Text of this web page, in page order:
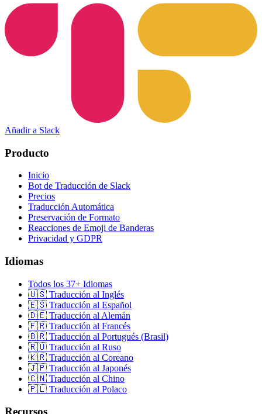
Añadir a Slack
Producto
Inicio
Bot de Traducción de Slack
Precios
Traducción Automática
Preservación de Formato
Reacciones de Emoji de Banderas
Privacidad y GDPR
Idiomas
Todos los 37+ Idiomas
🇺🇸 Traducción al Inglés
🇪🇸 Traducción al Español
🇩🇪 Traducción al Alemán
🇫🇷 Traducción al Francés
🇧🇷 Traducción al Portugués (Brasil)
🇷🇺 Traducción al Ruso
🇰🇷 Traducción al Coreano
🇯🇵 Traducción al Japonés
🇨🇳 Traducción al Chino
🇵🇱 Traducción al Polaco